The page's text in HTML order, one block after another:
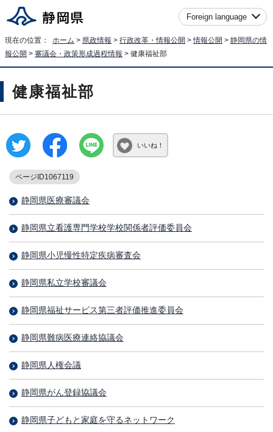
Foreign language
現在の位置： ホーム > 県政情報 > 行政改革・情報公開 >情報公開 > 静岡県の情
報公開 > 審議会・政策形成過程情報 > 健康福祉部
健康福祉部
いいね！
ページID1067119
静岡県医療審議会
静岡県立看護専門学校学校関係者評価委員会
静岡県小児慢性特定疾病審査会
静岡県私立学校審議会
静岡県福祉サービス第三者評価推進委員会
静岡県難病医療連絡協議会
静岡県人権会議
静岡県がん登録協議会
静岡県子どもと家庭を守るネットワーク